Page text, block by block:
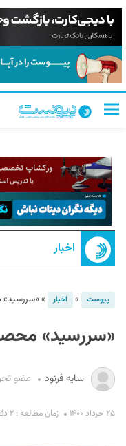
اخبار
پیوست » اخبار »
«سررسید»
سایه فرنود عضو
۲۵ خرداد ۱۴۰۰ زمان مطالعه : ۲ دقیقه